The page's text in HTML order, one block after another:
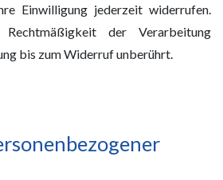
Einwilligung jederzeit widerrufen.
der Verarbeitung
bis zum Widerruf unberührt.